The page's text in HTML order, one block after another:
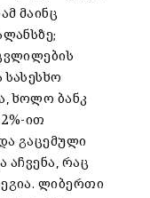
მაინც
სასესხო
ხოლო ბანკ
ით
გაცემული
აჩვენა, რაც
ლიბერთი